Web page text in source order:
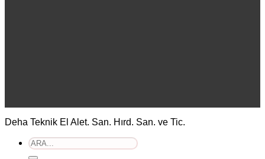
Deha Teknik El Alet. San. Hırd. San. ve Tic.
Ara: